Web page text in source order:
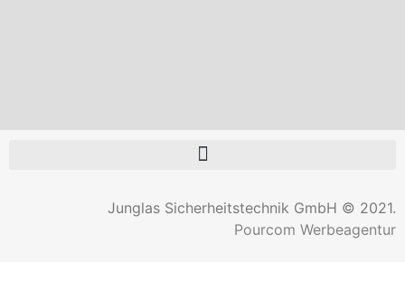
Junglas Sicherheitstechnik GmbH © 2021.
Pourcom Werbeagentur